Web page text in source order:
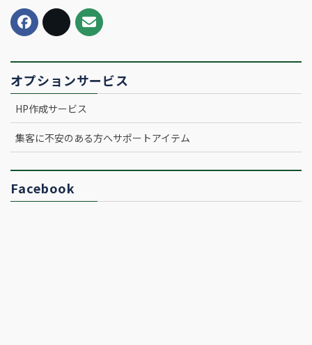
オプションサービス
HP作成サービス
集客に不安のある方へサポートアイテム
Facebook